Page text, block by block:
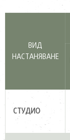
ВИД
НАСТАНЯВАНЕ
СТУДИО